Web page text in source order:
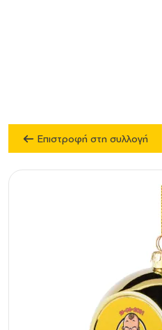
Επιστροφή στη συλλογή